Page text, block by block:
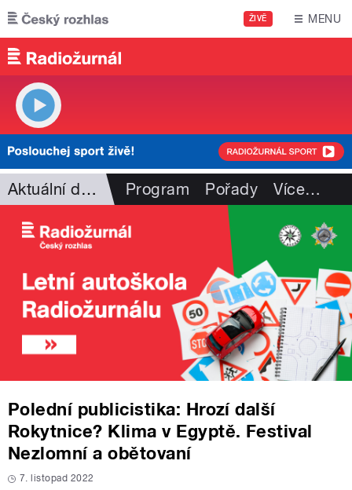
Přejít k hlavnímu obsahu
ŽIVĚ MENU
Aktuální dění Program Pořady Více…
Polední publicistika: Hrozí další
Rokytnice? Klima v Egyptě. Festival
Nezlomní a obětovaní
7. listopad 2022